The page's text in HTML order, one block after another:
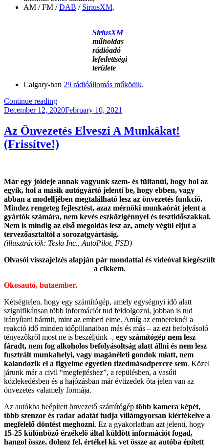
AM / FM /DAB / SiriusXM.
SiriusXM
műholdas
rádióadó
lefedettségi
területe
Calgary-ban 29 rádióállomás működik.
Continue reading“KB053
–
végtelenbe
és
még
Posted
December 12, 2020February 10, 2021
Az Önvezetés Elveszi A Munkákat!
(Frissítve!)
Már egy jóideje annak vagyunk szem- és fültanúi, hogy hol az
egyik, hol a másik autógyártó jelenti be, hogy ebben, vagy
abban a modelljében megtalálható lesz az önvezetés funkció.
Mindez rengeteg fejlesztést, azaz mérnöki munkaórát jelent a
gyártók számára, nem kevés eszközigénnyel és tesztidőszakkal.
Nem is mindig az első megoldás lesz az, amely végül eljut a
tervezőasztaltól a sorozatgyártásig.
(illusztrációk: Tesla Inc., AutoPilot, FSD)
Olvasói visszajelzés alapján pár mondattal és videóval kiegészült
a cikkem.
Okosautó, butaember.
Kétségtelen, hogy egy számítógép, amely egységnyi idő alatt
szignifikánsan több információt tud feldolgozni, jobban is tud
irányítani bármit, mint az emberi elme. Amíg az embereknél a
reakció idő minden időpillanatban más és más – az ezt befolyásoló
tényezőkről most ne is beszéljünk -, egy számítógép nem lesz
fáradt, nem fog alkoholos befolyásoltság alatt állni és nem lesz
fusztrált munkahelyi, vagy magánéleti gondok miatt, nem
kalandozik el a figyelme egyetlen tizedmásodpercre sem. Közel
járunk már a civil “megfejtéshez”, a repülésben, a vasúti
közlekedésben és a hajózásban már évtizedek óta jelen van az
önvezetés valamely formája.
Az autókba beépített önvezető számítógép több kamera képét,
több szenzor és radar adatát tudja villámgyorsan kiértékelve a
megfelelő döntést meghozni. Ez a gyakorlatban azt jelenti, hogy
15-25 különböző érzékelő által küldött információt fogad,
hangol össze, dolgoz fel, értékel ki, vet össze az autóba épített